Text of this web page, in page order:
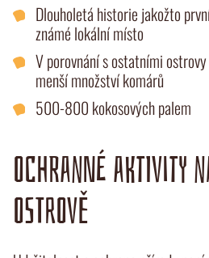
Dlouholetá historie jakožto
známé lokální místo
V porovnání s ostatními
menší množství komárů
500-800 kokosových palem
OCHRANNÉ AKTIVITY
OSTROVĚ